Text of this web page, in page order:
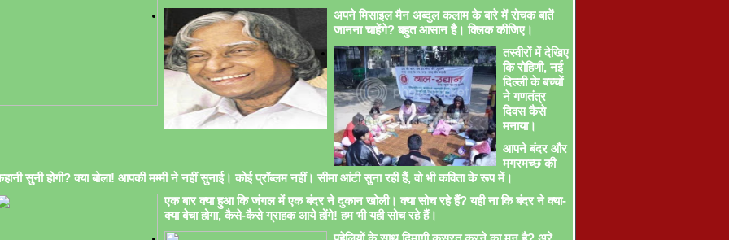
अपने मिसाइल मैन अब्दुल कलाम के बारे में रोचक बातें
जानना चाहेंगे? बहुत आसान है। क्लिक कीजिए।
तस्वीरों में देखिए
कि रोहिणी, नई
दिल्ली के बच्चों
ने गणतंत्र
दिवस कैसे
मनाया।
आपने बंदर और
मगरमच्छ की
सुनी होगी? क्या बोला! आपकी मम्मी ने नहीं सुनाई। कोई प्रॉब्लम नहीं। सीमा आंटी सुना रही हैं, वो भी कविता के रूप में।
एक बार क्या हुआ कि जंगल में एक बंदर ने दुकान खोली। क्या सोच रहे हैं? यही ना कि बंदर ने क्या-
क्या बेचा होगा, कैसे-कैसे ग्राहक आये होंगे! हम भी यही सोच रहे हैं।